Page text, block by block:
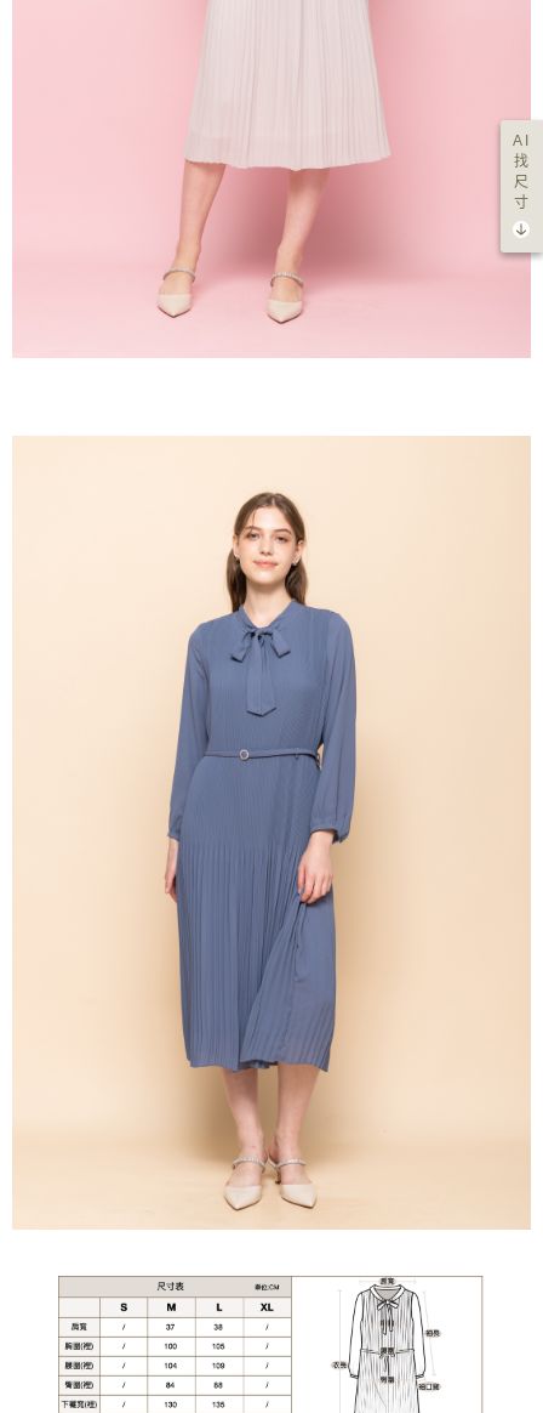
AI
找
尺
寸